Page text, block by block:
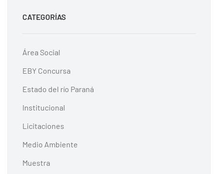
CATEGORÍAS
Área Social
EBY Concursa
Estado del río Paraná
Institucional
Licitaciones
Medio Ambiente
Muestra